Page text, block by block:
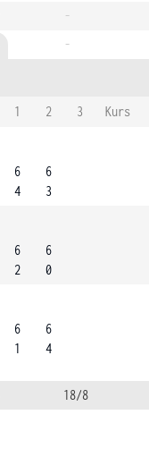
-
-
1 2 3
Kurs
6
4
6
3
6
2
6
0
6
1
6
4
18/8